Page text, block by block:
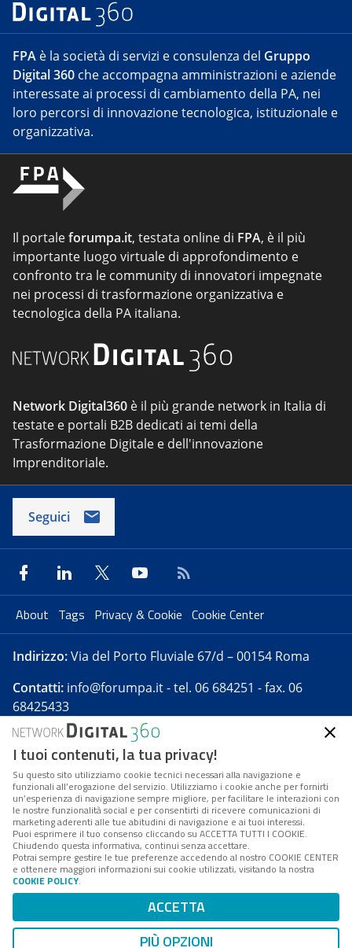
FPA è la società di servizi e consulenza del Gruppo
Digital 360 che accompagna amministrazioni e aziende
interessate ai processi di cambiamento della PA, nei
loro percorsi di innovazione tecnologica, istituzionale e
organizzativa.
Il portaleforumpa.it, testata online di FPA, è il più
importante luogo virtuale di approfondimento e
confronto tra le community di innovatori impegnate
nei processi di trasformazione organizzativa e
tecnologica della PA italiana.
Network Digital360 è il più grande network in Italia di
testate e portali B2B dedicati ai temi della
Trasformazione Digitale e dell'innovazione
Imprenditoriale.
Seguici
About Tags Privacy & Cookie Cookie Center
Indirizzo:Via del Porto Fluviale 67/d – 00154 Roma
Contatti: info@forumpa.it- tel. 06 684251 - fax. 06
68425433
Forumpa.itè una pubblicazione telematica iscritta
presso Registro della stampa del Tribunale di Roma -
Reg. n. 182 del 2 maggio 2008 - Direttore resp. Michela
Stentella
FPA s.r.l. è società soggetta a Direzione e
Coordinamento da parte di Digital360 S.p.A. - FPA s.r.l.
è un'azienda certificata per il sistema di management
Codice Fiscale/Partita IVA n. 10693191008 - R.E.A. Roma
n. 1249791. ISP AWS
Mappa del sito
I tuoi contenuti, la tua privacy!
Su questo sito utilizziamo cookie tecnici necessari alla navigazione e
funzionali all’erogazione del servizio. Utilizziamo i cookie anche per fornirti
un’esperienza di navigazione sempre migliore, per facilitare le interazioni con
le nostre funzionalità social e per consentirti di ricevere comunicazioni di
marketing aderenti alle tue abitudini di navigazione e ai tuoi interessi.
Puoi esprimere il tuo consenso cliccando su ACCETTA TUTTI I COOKIE.
Chiudendo questa informativa, continui senza accettare.
Potrai sempre gestire le tue preferenze accedendo al nostro COOKIE CENTER
e ottenere maggiori informazioni sui cookie utilizzati, visitando la nostra
COOKIE POLICY.
ACCETTA
PIÙ OPZIONI